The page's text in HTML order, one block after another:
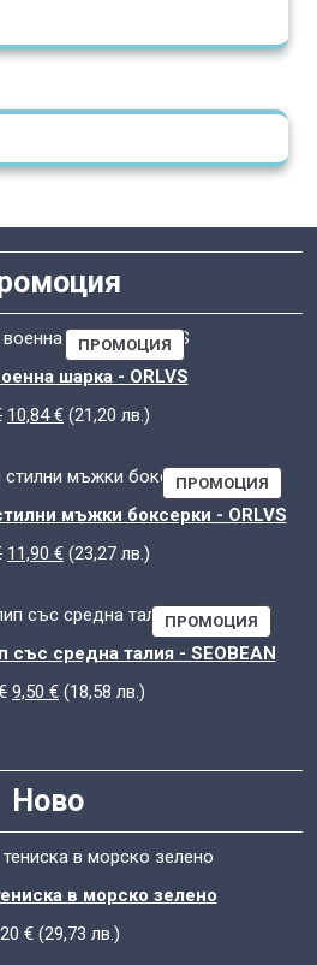
ПРОМОЦИЯПРОДУКТ
С
НАМАЛЕНИЕ
шарка - ORLVS
Original
10,84€Текущата
(21,20 лв.)
ПРОМОЦИЯ
С
мъжки боксерки - ORLVS
Original
11,90 €Текущата
11,90 €.
(23,27 лв.)
ПРОМОЦИЯ
С
средна талия - SEOBEAN
Original
10,87 €.
9,50 €Текущата
9,50 €.
(18,58 лв.)
Ново
в морско зелено
€ (29,73 лв.)